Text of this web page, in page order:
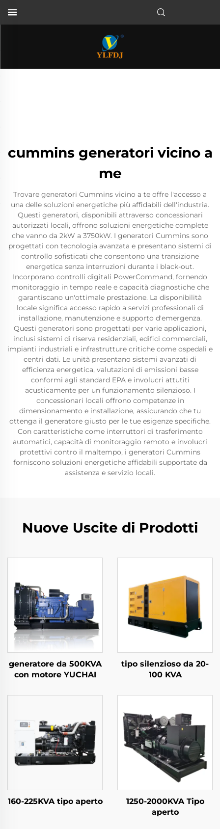
cummins generatori vicino a
me
Trovare generatori Cummins vicino a te offre l'accesso a
una delle soluzioni energetiche più affidabili dell'industria.
Questi generatori, disponibili attraverso concessionari
autorizzati locali, offrono soluzioni energetiche complete
che vanno da 2kW a 3750kW. I generatori Cummins sono
progettati con tecnologia avanzata e presentano sistemi di
controllo sofisticati che consentono una transizione
energetica senza interruzioni durante i black-out.
Incorporano controlli digitali PowerCommand, fornendo
monitoraggio in tempo reale e capacità diagnostiche che
garantiscano un'ottimale prestazione. La disponibilità
locale significa accesso rapido a servizi professionali di
installazione, manutenzione e supporto d'emergenza.
Questi generatori sono progettati per varie applicazioni,
inclusi sistemi di riserva residenziali, edifici commerciali,
impianti industriali e infrastrutture critiche come ospedali e
centri dati. Le unità presentano sistemi avanzati di
efficienza energetica, valutazioni di emissioni basse
conformi agli standard EPA e involucri attutiti
acusticamente per un funzionamento silenzioso. I
concessionari locali offrono competenze in
dimensionamento e installazione, assicurando che tu
ottenga il generatore giusto per le tue esigenze specifiche.
Con caratteristiche come interruttori di trasferimento
automatici, capacità di monitoraggio remoto e involucri
protettivi contro il maltempo, i generatori Cummins
forniscono soluzioni energetiche affidabili supportate da
assistenza e servizio locali.
Nuove Uscite di Prodotti
generatore da 500KVA
con motore YUCHAI
tipo silenzioso da 20-
100 KVA
160-225KVA tipo aperto
1250-2000KVA Tipo
aperto